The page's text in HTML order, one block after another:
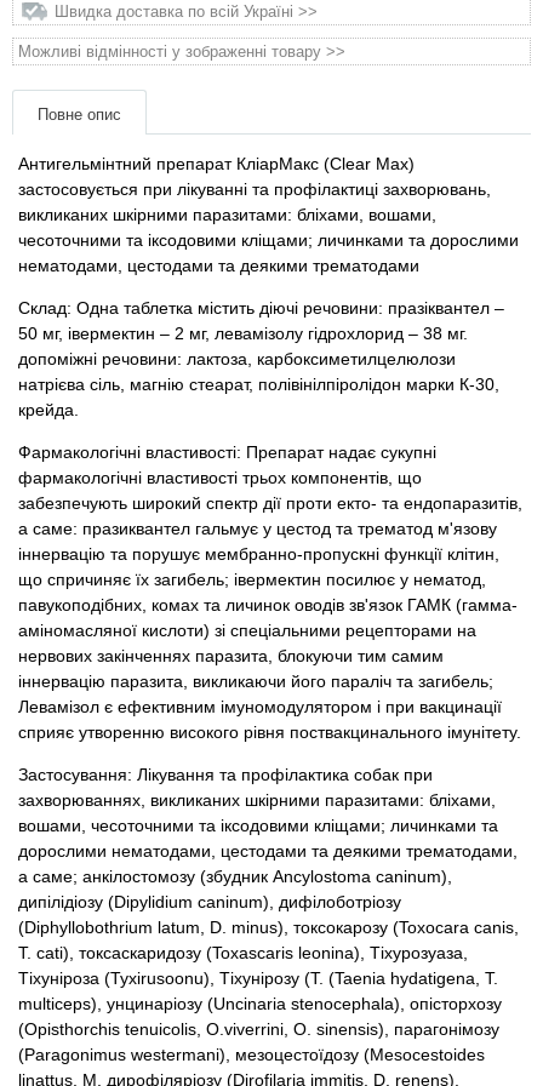
Швидка доставка по всій Україні >>
Можливі відмінності у зображенні товару >>
Повне опис
Антигельмінтний препарат КліарМакс (Clear Max)
застосовується при лікуванні та профілактиці захворювань,
викликаних шкірними паразитами: бліхами, вошами,
чесоточними та іксодовими кліщами; личинками та дорослими
нематодами, цестодами та деякими трематодами
Склад: Одна таблетка містить діючі речовини: празіквантел –
50 мг, івермектин – 2 мг, левамізолу гідрохлорид – 38 мг.
допоміжні речовини: лактоза, карбоксиметилцелюлози
натрієва сіль, магнію стеарат, полівінілпіролідон марки К-30,
крейда.
Фармакологічні властивості: Препарат надає сукупні
фармакологічні властивості трьох компонентів, що
забезпечують широкий спектр дії проти екто- та ендопаразитів,
а саме: празиквантел гальмує у цестод та трематод м'язову
іннервацію та порушує мембранно-пропускні функції клітин,
що спричиняє їх загибель; івермектин посилює у нематод,
павукоподібних, комах та личинок оводів зв'язок ГАМК (гамма-
аміномасляної кислоти) зі спеціальними рецепторами на
нервових закінченнях паразита, блокуючи тим самим
іннервацію паразита, викликаючи його параліч та загибель;
Левамізол є ефективним імуномодулятором і при вакцинації
сприяє утворенню високого рівня поствакцинального імунітету.
Застосування: Лікування та профілактика собак при
захворюваннях, викликаних шкірними паразитами: бліхами,
вошами, чесоточними та іксодовими кліщами; личинками та
дорослими нематодами, цестодами та деякими трематодами,
а саме; анкілостомозу (збудник Ancylostoma caninum),
дипілідіозу (Dipylidium caninum), дифілоботріозу
(Diphyllobothrium latum, D. minus), токсокарозу (Toxocara canis,
T. cati), токсаскаридозу (Toxascaris leonina), Тіхурозуаза,
Тіхуніроза (Tyxіrusoonu), Тіхунірозу (T. (Taenia hydatigena, T.
multiceps), унцинаріозу (Uncinaria stenocephala), опісторхозу
(Opisthorchis tenuicolis, O.viverrini, O. sinensis), парагонімозу
(Paragonimus westermani), мезоцестоїдозу (Mesocestoides
linattus, M. дирофіляріозу (Dirofilaria immitis, D. renens),
Товари для голубів
Товари для гризунів
Товари для коней
Товари для людей
Популярні зоотоварі
Архів / Знято з виробництва